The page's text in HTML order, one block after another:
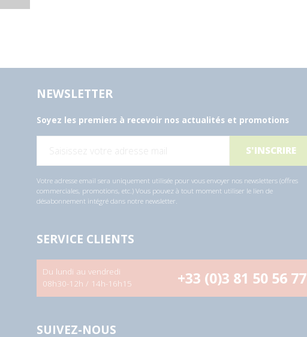
NEWSLETTER
Soyez les premiers à recevoir nos actualités et promotions
a
l
*
Votre adresse email sera uniquement utilisée pour vous envoyer nos newsletters (offres
commerciales, promotions, etc.) Vous pouvez à tout moment utiliser le lien de
désabonnement intégré dans notre newsletter.
SERVICE CLIENTS
Du lundi au vendredi
08h30-12h / 14h-16h15
+33 (0)3 81 50 56 77
SUIVEZ-NOUS